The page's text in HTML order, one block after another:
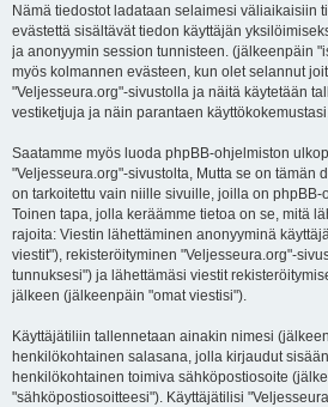
Nämä tiedostot ladataan selaimesi väliaikaisiin
evästettä sisältävät tiedon käyttäjän
ja anonyymin session tunnisteen. (jälkeenpäin
myös kolmannen evästeen, kun olet selannut
"Veljesseura.org"-sivustolla ja näitä käytetään
vestiketjuja ja näin parantaen
Saatamme myös luoda phpBB-ohjelmiston
"Veljesseura.org"-sivustolta, Mutta se on tämän
on tarkoitettu vain niille sivuille, joilla on
Toinen tapa, jolla keräämme tietoa on se, mitä
rajoita: Viestin lähettäminen anonyyminä
viestit"), rekisteröityminen "Veljesseura.org"-
tunnuksesi") ja lähettämäsi viestit
jälkeen (jälkeenpäin "omat viestisi").
Käyttäjätiliin tallennetaan ainakin nimesi
henkilökohtainen salasana, jolla kirjaudut
henkilökohtainen toimiva sähköpostiosoite
"sähköpostiosoitteesi"). Käyttäjätilisi